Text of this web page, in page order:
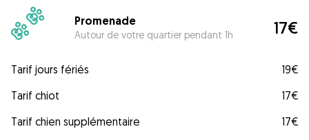
Promenade
Autour de votre quartier pendant 1h 17€
Tarif jours fériés
19€
Tarif chiot
17€
Tarif chien supplémentaire
17€